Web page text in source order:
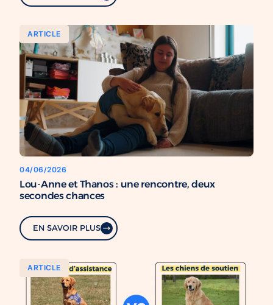
ARTICLE
04/06/2026
Lou-Anne et Thanos : une rencontre, deux
secondes chances
EN SAVOIR PLUS
ARTICLE